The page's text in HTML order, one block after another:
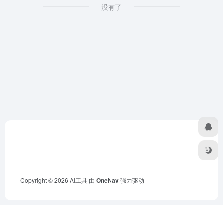
没有了
Copyright © 2026 AI工具 由 OneNav强力驱动